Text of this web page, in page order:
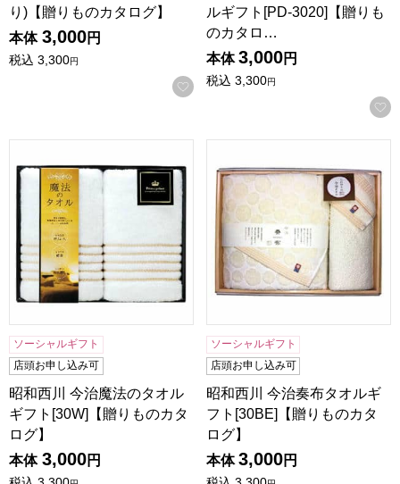
り)【贈りものカタログ】
本体 3,000円
税込 3,300円
お気に入りに登録する
ルギフト[PD-3020]【贈りも
のカタロ…
本体 3,000円
税込 3,300円
ソーシャルギフト
店頭お申し込み可
昭和西川 今治魔法のタオル
ギフト[30W]【贈りものカタ
ログ】
本体 3,000円
ソーシャルギフト
店頭お申し込み可
昭和西川 今治奏布タオルギ
フト[30BE]【贈りものカタ
ログ】
本体 3,000円